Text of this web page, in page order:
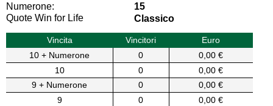
Numerone:
15
Quote Win for Life
Classico
Vincita Vincitori
Euro
10 + Numerone
0
0,00 €
10
0
0,00 €
9 + Numerone
0
0,00 €
9
0
0,00 €